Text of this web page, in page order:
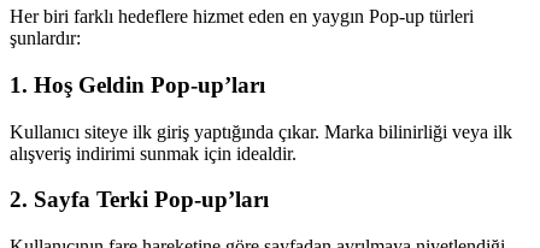
Her biri farklı hedeflere hizmet eden en yaygın Pop-up türleri
şunlardır:
1. Hoş Geldin Pop-up’ları
Kullanıcı siteye ilk giriş yaptığında çıkar. Marka bilinirliği veya ilk
alışveriş indirimi sunmak için idealdir.
2. Sayfa Terki Pop-up’ları